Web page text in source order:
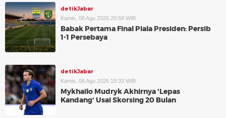
detikJabar
Kamis, 06 Agu 2026 20:58 WIB
Babak Pertama Final Piala Presiden: Persib
1-1 Persebaya
detikJabar
Kamis, 06 Agu 2026 19:33 WIB
Mykhailo Mudryk Akhirnya 'Lepas
Kandang' Usai Skorsing 20 Bulan